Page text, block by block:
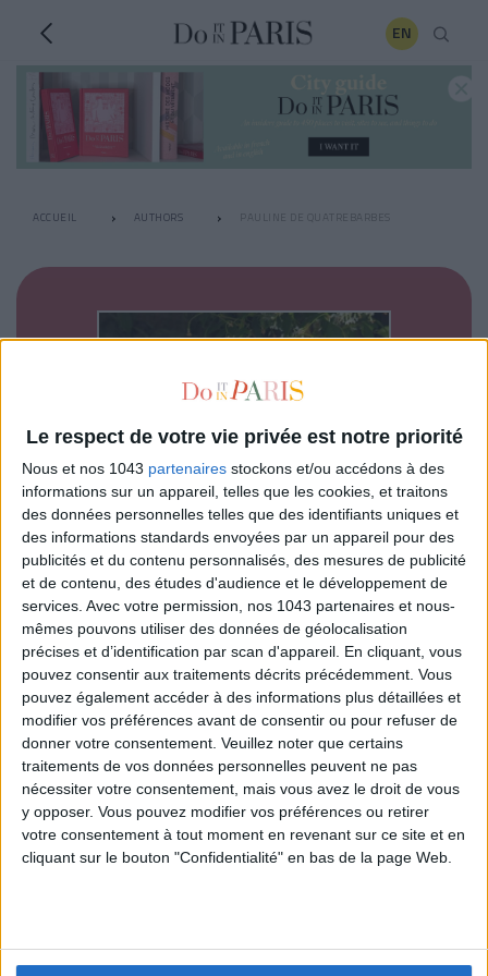
Le respect de votre vie privée est notre priorité
Nous et nos 1043 partenaires stockons et/ou accédons à des
informations sur un appareil, telles que les cookies, et traitons
des données personnelles telles que des identifiants uniques et
des informations standards envoyées par un appareil pour des
publicités et du contenu personnalisés, des mesures de publicité
et de contenu, des études d'audience et le développement de
services. Avec votre permission, nos 1043 partenaires et nous-
mêmes pouvons utiliser des données de géolocalisation
précises et d’identification par scan d'appareil. En cliquant, vous
pouvez consentir aux traitements décrits précédemment. Vous
pouvez également accéder à des informations plus détaillées et
modifier vos préférences avant de consentir ou pour refuser de
donner votre consentement. Veuillez noter que certains
traitements de vos données personnelles peuvent ne pas
nécessiter votre consentement, mais vous avez le droit de vous
y opposer. Vous pouvez modifier vos préférences ou retirer
votre consentement à tout moment en revenant sur ce site et en
cliquant sur le bouton "Confidentialité" en bas de la page Web.
EN
ACCUEIL AUTHORS PAULINE DE QUATREBARBES
PAULINE DE QUATREBARBES
JOURNALIST
If life is a comedy, then theatre is life! When I'm not
hiding in Parisian theatres, I'm going to museums,